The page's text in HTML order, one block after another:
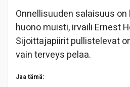
Onnellisuuden salaisuus
huono muisti, irvaili Ernest
Sijoittajapiirit pullistelevat
vain terveys pelaa.
Jaa tämä: